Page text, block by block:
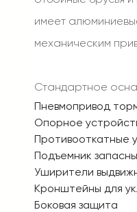
имеет
механическим
Стандартное
Пневмопривод
Опорное
Противооткатные
Подъемник
Уширители
Кронштейны для
Боковая защита